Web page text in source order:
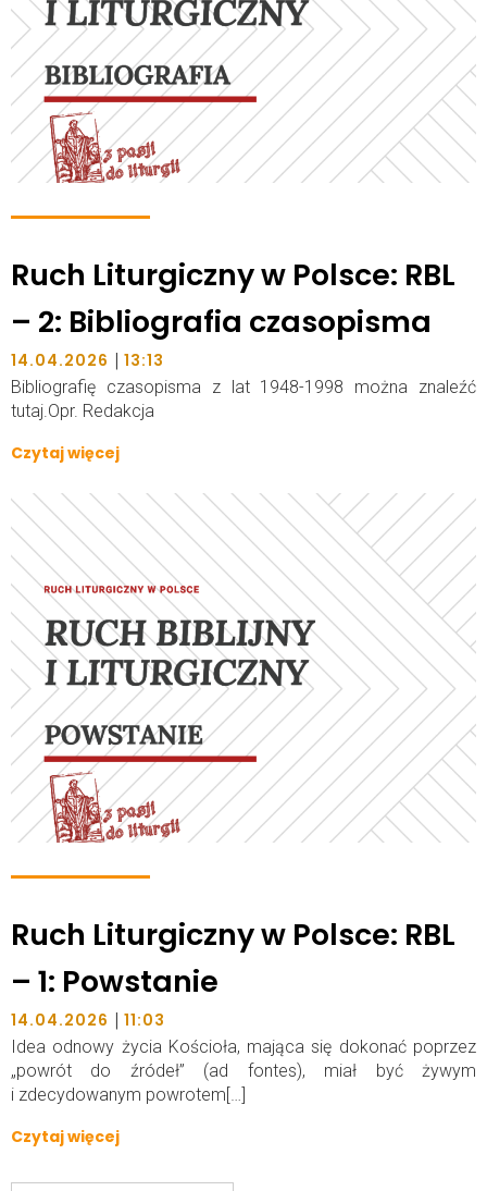
Ruch Liturgiczny w Polsce: RBL
– 2: Bibliografia czasopisma
14.04.2026 | 13:13
Bibliografię czasopisma z lat 1948-1998 można znaleźć
tutaj.Opr. Redakcja
Czytaj więcej
Ruch Liturgiczny w Polsce: RBL
– 1: Powstanie
14.04.2026 | 11:03
Idea odnowy życia Kościoła, mająca się dokonać poprzez
„powrót do źródeł” (ad fontes), miał być żywym
i zdecydowanym powrotem[…]
Czytaj więcej